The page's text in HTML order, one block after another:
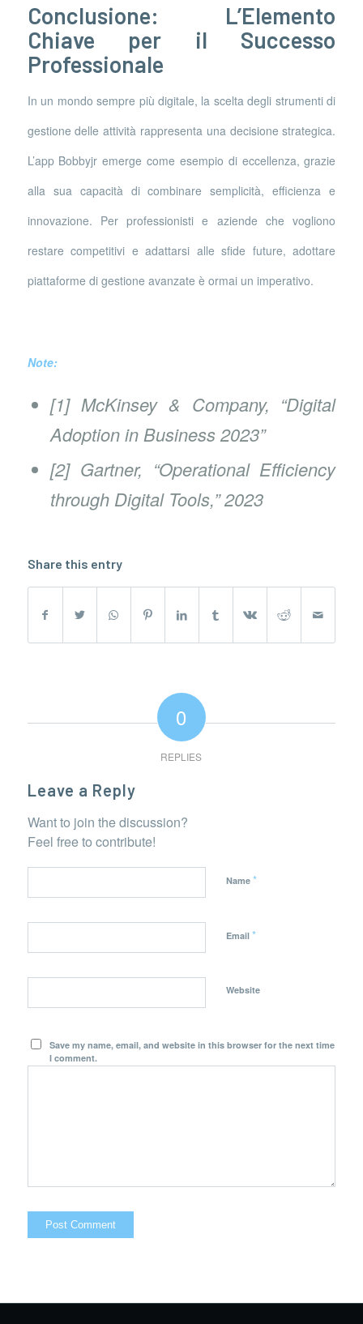
Conclusione: L’Elemento
Chiave per il Successo
Professionale
In un mondo sempre più digitale, la scelta degli strumenti di
gestione delle attività rappresenta una decisione strategica.
L’app Bobbyjr emerge come esempio di eccellenza, grazie
alla sua capacità di combinare semplicità, efficienza e
innovazione. Per professionisti e aziende che vogliono
restare competitivi e adattarsi alle sfide future, adottare
piattaforme di gestione avanzate è ormai un imperativo.
Note:
[1] McKinsey & Company, “Digital
Adoption in Business 2023”
[2] Gartner, “Operational Efficiency
through Digital Tools,” 2023
Share this entry
0
REPLIES
Leave a Reply
Want to join the discussion?
Feel free to contribute!
Name *
Email *
Website
Save my name, email, and website in this browser for the next time
I comment.